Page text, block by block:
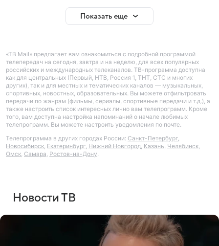
Показать еще
«ТВ Mail» предлагает вам ознакомиться с подробной программой
телепередач на сегодня, завтра и на неделю, для всех популярных
российских и международных телеканалов. ТВ-программа доступна
как для центральных (Первый, НТВ, Россия 1, ТНТ, СТС и многих
других), так и для местных и тематических каналов — музыкальных,
спортивных, новостных, образовательных. Вы можете отфильтровать
передачи по жанрам (фильмы, сериалы, спортивные передачи и т.д.), а
также настроить список интересных лично вам телепрограмм. Кроме
того, вам доступна настройка напоминаний о начале любимых
телепрограмм. Вы можете настроить уведомления по почте.
Телепрограмма в других городах России: Санкт-Петербург,
Новосибирск, Екатеринбург, Нижний Новгород, Казань, Челябинск,
Омск, Самара, Ростов-на-Дону.
Новости ТВ